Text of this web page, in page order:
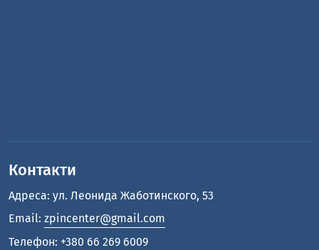
Контакти
Адреса: ул. Леонида Жаботинского, 53
Email: zpincenter@gmail.com
Телефон: +380 66 269 6009